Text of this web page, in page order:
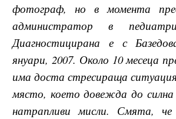
фотограф, но в момента
администратор в
Диагностицирана е с
януари, 2007. Около 10 месеца
има доста стресираща
място, което довежда до
натрапливи мисли. Смята,